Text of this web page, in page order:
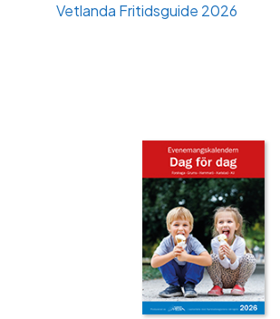
Vetlanda Fritidsguide 2026